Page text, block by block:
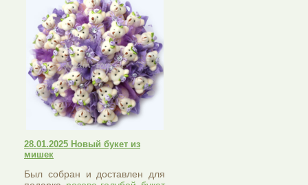
28.01.2025 Новый букет из
мишек
Был собран и доставлен для